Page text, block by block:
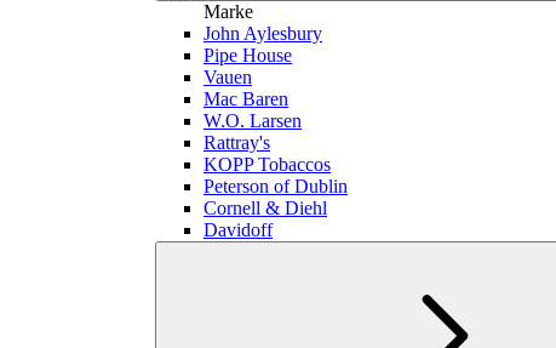
Marke
John Aylesbury
Pipe House
Vauen
Mac Baren
W.O. Larsen
Rattray's
KOPP Tobaccos
Peterson of Dublin
Cornell & Diehl
Davidoff